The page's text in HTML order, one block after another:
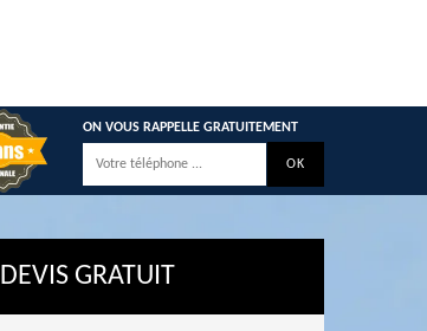
ON VOUS RAPPELLE GRATUITEMENT
DEVIS GRATUIT